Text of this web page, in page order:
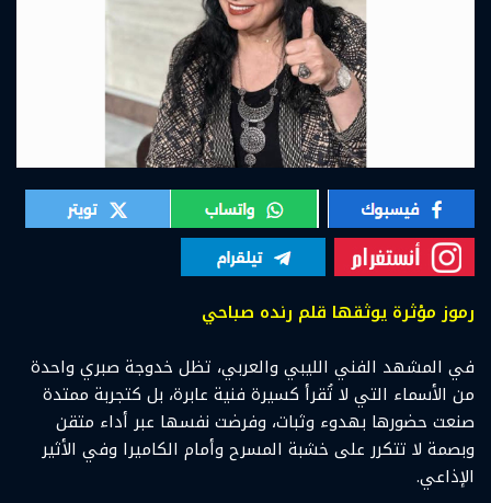
رموز مؤثرة يوثقها قلم رنده صباحي
في المشهد الفني الليبي والعربي، تظل خدوجة صبري واحدة
من الأسماء التي لا تُقرأ كسيرة فنية عابرة، بل كتجربة ممتدة
صنعت حضورها بهدوء وثبات، وفرضت نفسها عبر أداء متقن
وبصمة لا تتكرر على خشبة المسرح وأمام الكاميرا وفي الأثير
الإذاعي.